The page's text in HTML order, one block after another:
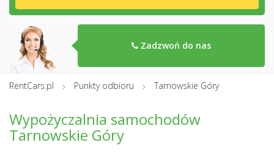
Zadzwoń do nas
RentCars.pl Punkty odbioru Tarnowskie Góry
Wypożyczalnia samochodów
Tarnowskie Góry